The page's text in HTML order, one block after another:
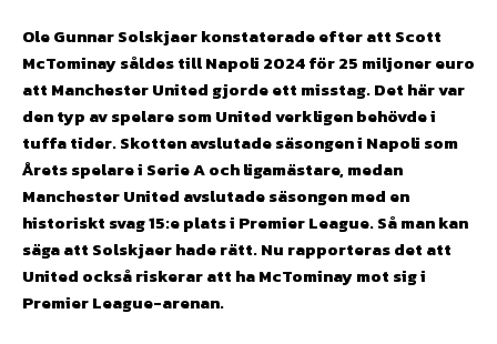
Ole Gunnar Solskjaer konstaterade efter att Scott
McTominay såldes till Napoli 2024 för 25 miljoner euro
att Manchester United gjorde ett misstag. Det här var
den typ av spelare som United verkligen behövde i
tuffa tider. Skotten avslutade säsongen i Napoli som
Årets spelare i Serie A och ligamästare, medan
Manchester United avslutade säsongen med en
historiskt svag 15:e plats i Premier League. Så man kan
säga att Solskjaer hade rätt. Nu rapporteras det att
United också riskerar att ha McTominay mot sig i
Premier League-arenan.